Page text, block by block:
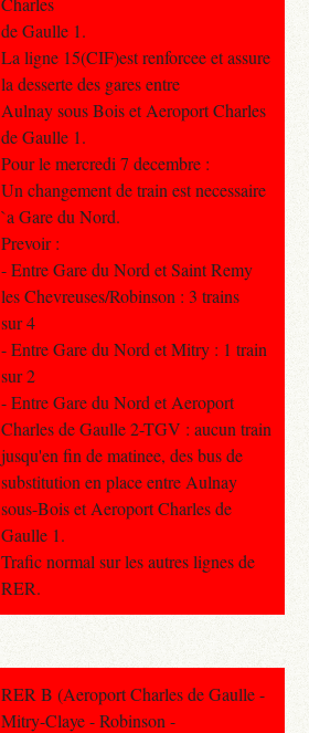
de Gaulle 1.
La ligne 15(CIF)est renforcee et assure
la desserte des gares entre
Aulnay sous Bois et Aeroport Charles
de Gaulle 1.
Pour le mercredi 7 decembre :
Un changement de train est necessaire
`a Gare du Nord.
Prevoir :
- Entre Gare du Nord et Saint Remy
les Chevreuses/Robinson : 3 trains
sur 4
- Entre Gare du Nord et Mitry : 1 train
sur 2
- Entre Gare du Nord et Aeroport
Charles de Gaulle 2-TGV : aucun train
jusqu'en fin de matinee, des bus de
substitution en place entre Aulnay
sous-Bois et Aeroport Charles de
Gaulle 1.
Trafic normal sur les autres lignes de
RER.
RER B (Aeroport Charles de Gaulle -
Mitry-Claye - Robinson -